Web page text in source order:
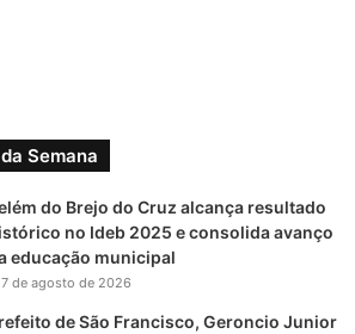
Semana
do Brejo do Cruz alcança resultado
no Ideb 2025 e consolida avanço
educação municipal
7 de agosto de 2026
de São Francisco, Geroncio Junior